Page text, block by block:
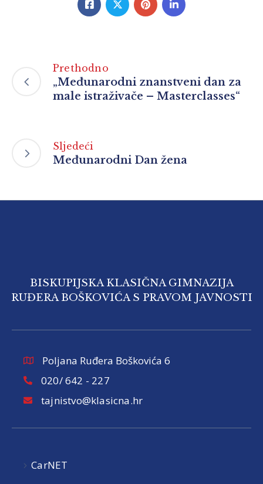
Prethodno
„Međunarodni znanstveni dan za
male istraživače – Masterclasses“
Sljedeći
Međunarodni Dan žena
BISKUPIJSKA KLASIČNA GIMNAZIJA
RUĐERA BOŠKOVIĆA S PRAVOM JAVNOSTI
Poljana Ruđera Boškovića 6
020/ 642 - 227
tajnistvo@klasicna.hr
CarNET